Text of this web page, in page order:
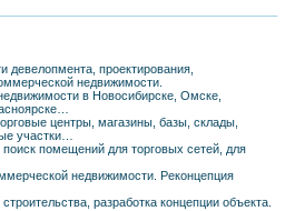
девелопмента, проектирования,
недвижимости.
в Новосибирске, Омске,
центры, магазины, базы, склады,
участки…
помещений для торговых сетей, для
недвижимости. Реконцепция
разработка концепции объекта.